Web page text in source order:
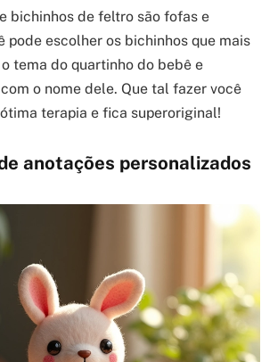
bichinhos de feltro são fofas e
pode escolher os bichinhos que mais
tema do quartinho do bebê e
o nome dele. Que tal fazer você
terapia e fica superoriginal!
anotações personalizados